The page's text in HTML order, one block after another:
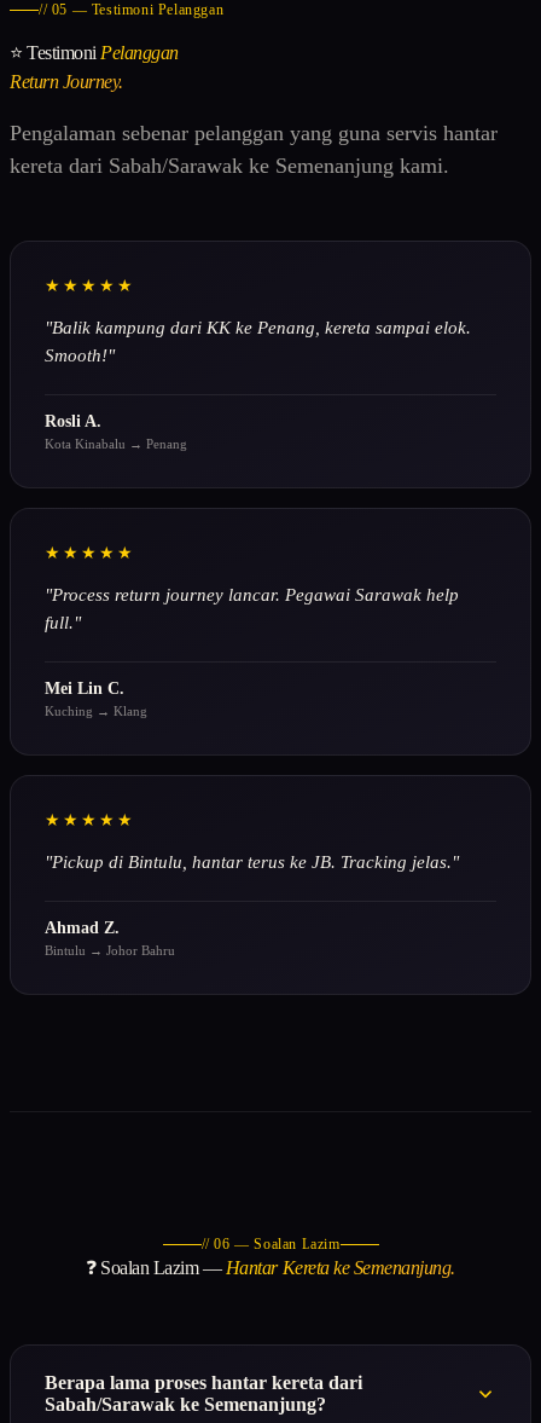
// 05 — Testimoni Pelanggan
⭐ Testimoni Pelanggan
Return Journey.
Pengalaman sebenar pelanggan yang guna servis hantar
kereta dari Sabah/Sarawak ke Semenanjung kami.
★★★★★
"Balik kampung dari KK ke Penang, kereta sampai elok.
Smooth!"
Rosli A.
Kota Kinabalu → Penang
★★★★★
"Process return journey lancar. Pegawai Sarawak help
full."
Mei Lin C.
Kuching → Klang
★★★★★
"Pickup di Bintulu, hantar terus ke JB. Tracking jelas."
Ahmad Z.
Bintulu → Johor Bahru
// 06 — Soalan Lazim
❓ Soalan Lazim — Hantar Kereta ke Semenanjung.
Berapa lama proses hantar kereta dari
Sabah/Sarawak ke Semenanjung?